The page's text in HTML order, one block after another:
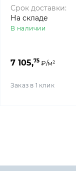
DUNKELGRAU,
Westerwalder
Срок доставки:
На складе
В наличии
7 105,75 ₽/м²
Заказ в 1 клик